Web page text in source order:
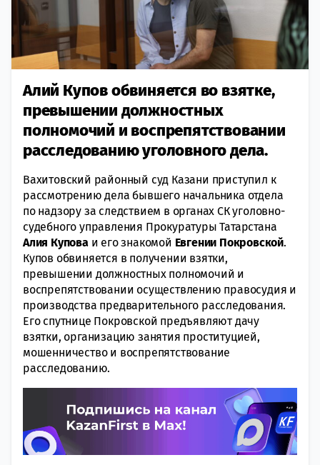
Алий Купов обвиняется во взятке,
превышении должностных
полномочий и воспрепятствовании
расследованию уголовного дела.
Вахитовский районный суд Казани приступил к
рассмотрению дела бывшего начальника отдела
по надзору за следствием в органах СК уголовно-
судебного управления Прокуратуры Татарстана
Алия Купова и его знакомой Евгении Покровской.
Купов обвиняется в получении взятки,
превышении должностных полномочий и
воспрепятствовании осуществлению правосудия и
производства предварительного расследования.
Его спутнице Покровской предъявляют дачу
взятки, организацию занятия проституцией,
мошенничество и воспрепятствование
расследованию.